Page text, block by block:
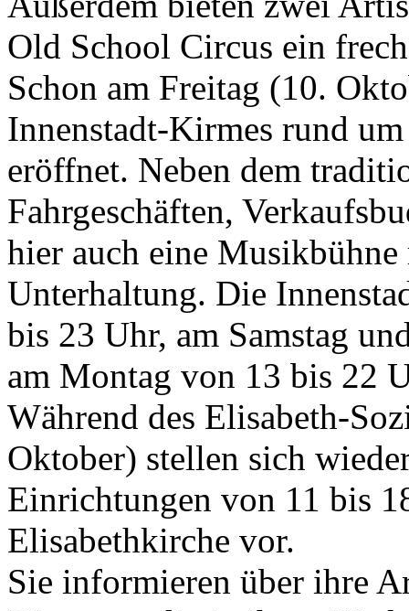
Old School Circus ein
Schon am Freitag (10.
Innenstadt-Kirmes rund
eröffnet. Neben dem
Fahrgeschäften,
hier auch eine
Unterhaltung. Die
bis 23 Uhr, am Samstag
am Montag von 13 bis 22
Während des Elisabeth-
Oktober) stellen sich
Einrichtungen von 11 bis
Elisabethkirche vor.
Sie informieren über ihre